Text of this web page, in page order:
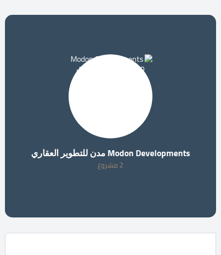
Modon Developments مدن للتطوير العقاري
2 مشروع